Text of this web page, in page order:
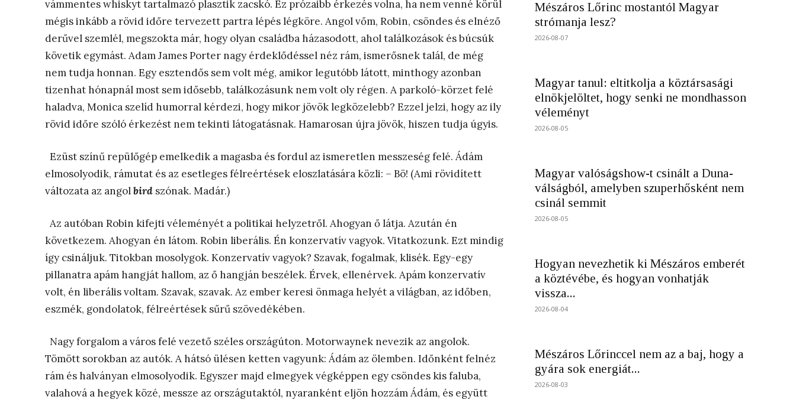
vámmentes whiskyt tartalmazó plasztik zacskó. Ez prózaibb érkezés volna, ha nem venné körül
mégis inkább a rövid időre tervezett partra lépés légköre. Angol vőm, Robin, csöndes és elnéző
derűvel szemlél, megszokta már, hogy olyan családba házasodott, ahol találkozások és búcsúk
követik egymást. Adam James Porter nagy érdeklődéssel néz rám, ismerősnek talál, de még
nem tudja honnan. Egy esztendős sem volt még, amikor legutóbb látott, minthogy azonban
tizenhat hónapnál most sem idősebb, találkozásunk nem volt oly régen. A parkoló-körzet felé
haladva, Monica szelíd humorral kérdezi, hogy mikor jövök legközelebb? Ezzel jelzi, hogy az ily
rövid időre szóló érkezést nem tekinti látogatásnak. Hamarosan újra jövök, hiszen tudja úgyis.
Ezüst színű repülőgép emelkedik a magasba és fordul az ismeretlen messzeség felé. Ádám
elmosolyodik, rámutat és az esetleges félreértések eloszlatására közli: – Bö! (Ami rövidített
változata az angolbird szónak. Madár.)
Az autóban Robin kifejti véleményét a politikai helyzetről. Ahogyan ő látja. Azután én
következem. Ahogyan én látom. Robin liberális. Én konzervatív vagyok. Vitatkozunk. Ezt mindig
így csináljuk. Titokban mosolygok. Konzervatív vagyok? Szavak, fogalmak, klisék. Egy-egy
pillanatra apám hangját hallom, az ő hangján beszélek. Érvek, ellenérvek. Apám konzervatív
volt, én liberális voltam. Szavak, szavak. Az ember keresi önmaga helyét a világban, az időben,
eszmék, gondolatok, félreértések sűrű szövedékében.
Nagy forgalom a város felé vezető széles országúton. Motorwaynek nevezik az angolok.
Tömött sorokban az autók. A hátsó ülésen ketten vagyunk: Ádám az ölemben. Időnként felnéz
rám és halványan elmosolyodik. Egyszer majd elmegyek végképpen egy csöndes kis faluba,
valahová a hegyek közé, messze az országutaktól, nyaranként eljön hozzám Ádám, és együtt
Mészáros Lőrinc mostantól Magyar
strómanja lesz?
2026-08-07
Magyar tanul: eltitkolja a köztársasági
elnökjelöltet, hogy senki ne mondhasson
véleményt
2026-08-05
Magyar valóságshow-t csinált a Duna-
válságból, amelyben szuperhősként nem
csinál semmit
2026-08-05
Hogyan nevezhetik ki Mészáros emberét
a köztévébe, és hogyan vonhatják
vissza...
2026-08-04
Mészáros Lőrinccel nem az a baj, hogy a
gyára sok energiát...
2026-08-03